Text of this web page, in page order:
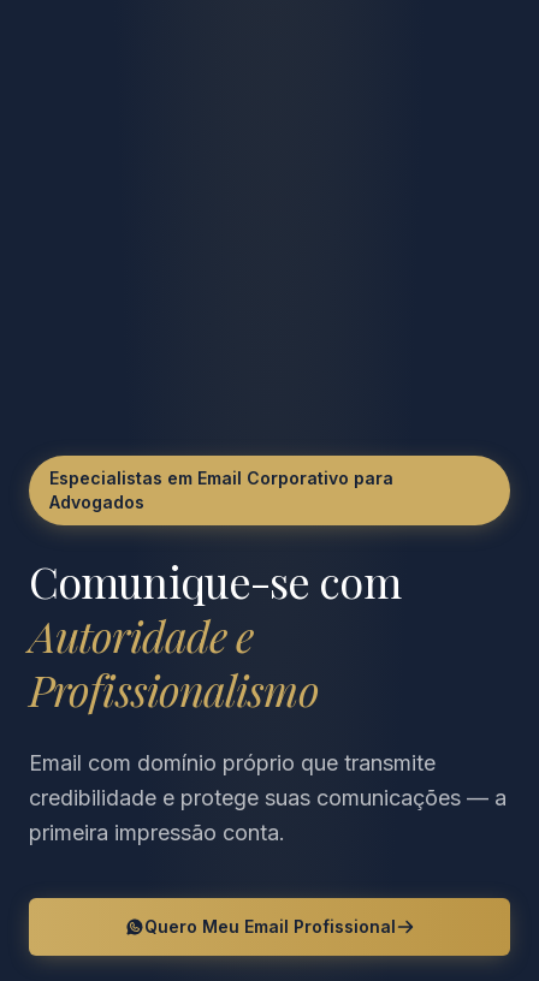
Especialistas em Email Corporativo para
Advogados
Comunique-se com
Autoridade e
Profissionalismo
Email com domínio próprio que transmite
credibilidade e protege suas comunicações — a
primeira impressão conta.
Quero Meu Email Profissional